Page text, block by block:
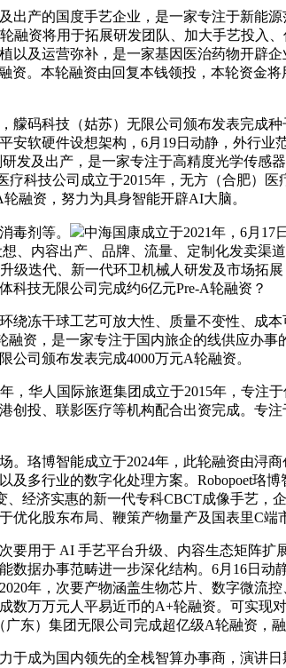
产的国度手艺企业，是一家专注于新能
融资将用于拓展研发团队、加大手艺投入
及运营弥补，是一家基因医治药物开辟
资。本轮融资由回复本钱领投，本轮资金
码科技（姑苏）无限公司颁布发表完成
安软硬件设想架构，6月19日动静，外行
发及出产，是一家专注于高精度光学传
科技公司成立于2015年，无方（合肥）
融资，努力为具身智能开辟AI大脑。
毒剂等。
中海国康成立于2021年，6月
、内容出产、品牌、流量、定制化发卖
迭代、新一代环卫机械人研发及市场拓
科技无限公司完成约6亿元Pre-A轮融资？
冻干球工艺可放大性、质量不变性、成
资，是一家专注于国内旅企的线供应办
司颁布发表完成4000万元A轮融资。
华人国际旅逛集团成立于2015年，专注
创投、联影医疗等机构配合出资完成。专
博智能成立于2024年，此轮融资由浔
多行业的数字化处理方案。Robopoet珞
经济实惠的新一代专科CBCT成像手艺
化股东布局、鞭策产物量产及国表里C端
用于 AI 手艺平台升级、内容生态矩阵扩
据办事范畴进一步深化结构。6月16日
年，次要产物涵盖生物芯片、数字微流
数万万元人平易近币的A+轮融资。可实
东）集团无限公司完成超亿级A轮融资，
成为国内领先的全栈智算办事商，演讲